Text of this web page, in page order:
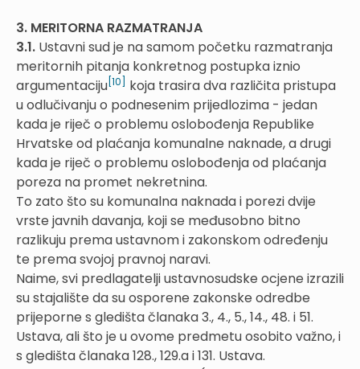
3. MERITORNA RAZMATRANJA
3.1. Ustavni sud je na samom početku razmatranja
meritornih pitanja konkretnog postupka iznio
argumentaciju [10]
koja trasira dva različita pristupa
u odlučivanju o podnesenim prijedlozima - jedan
kada je riječ o problemu oslobođenja Republike
Hrvatske od plaćanja komunalne naknade, a drugi
kada je riječ o problemu oslobođenja od plaćanja
poreza na promet nekretnina.
To zato što su komunalna naknada i porezi dvije
vrste javnih davanja, koji se međusobno bitno
razlikuju prema ustavnom i zakonskom određenju
te prema svojoj pravnoj naravi.
Naime, svi predlagatelji ustavnosudske ocjene izrazili
su stajalište da su osporene zakonske odredbe
prijeporne s gledišta članaka 3., 4., 5., 14., 48. i 51.
Ustava, ali što je u ovome predmetu osobito važno, i
s gledišta članaka 128., 129.a i 131. Ustava.